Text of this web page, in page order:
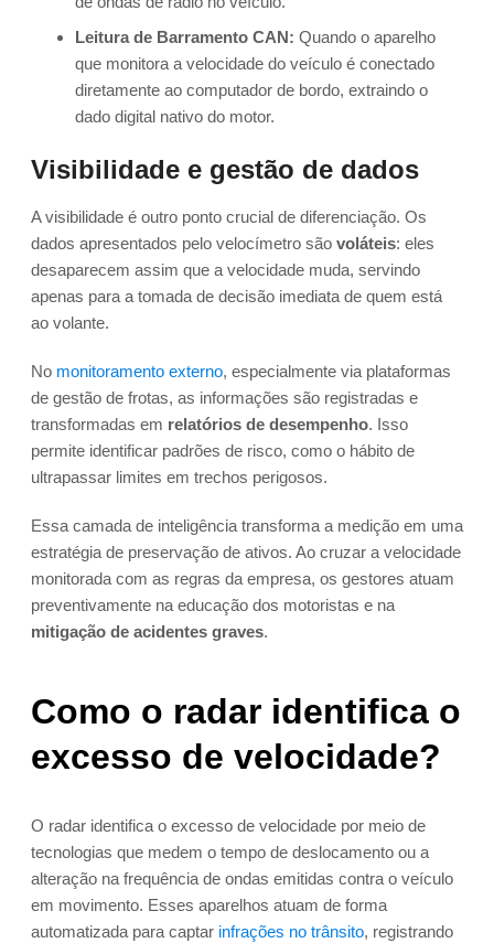
Leitura de Barramento CAN: Quando o aparelho
que monitora a velocidade do veículo é conectado
diretamente ao computador de bordo, extraindo o
dado digital nativo do motor.
Visibilidade e gestão de dados
A visibilidade é outro ponto crucial de diferenciação. Os
dados apresentados pelo velocímetro são voláteis: eles
desaparecem assim que a velocidade muda, servindo
apenas para a tomada de decisão imediata de quem está
ao volante.
No monitoramento externo, especialmente via plataformas
de gestão de frotas, as informações são registradas e
transformadas em relatórios de desempenho. Isso
permite identificar padrões de risco, como o hábito de
ultrapassar limites em trechos perigosos.
Essa camada de inteligência transforma a medição em uma
estratégia de preservação de ativos. Ao cruzar a velocidade
monitorada com as regras da empresa, os gestores atuam
preventivamente na educação dos motoristas e na
mitigação de acidentes graves.
Como o radar identifica o
excesso de velocidade?
O radar identifica o excesso de velocidade por meio de
tecnologias que medem o tempo de deslocamento ou a
alteração na frequência de ondas emitidas contra o veículo
em movimento. Esses aparelhos atuam de forma
automatizada para captar infrações no trânsito, registrando